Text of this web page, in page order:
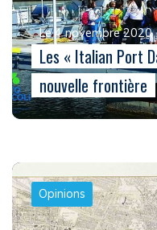
Le 4 novembre 2020
Les « Italian Port
nouvelle frontière
Opinions